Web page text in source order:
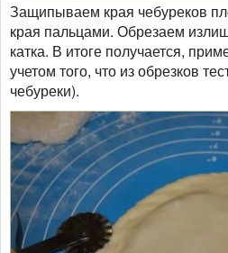
Защипываем края чебуреков
края пальцами. Обрезаем
катка. В итоге получается,
учетом того, что из обрезков
чебуреки).